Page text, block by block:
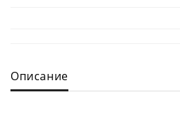
Описание